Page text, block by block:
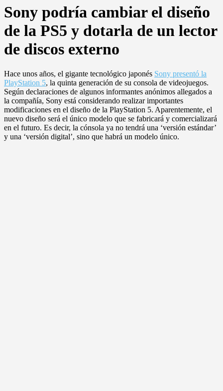
Sony podría cambiar el diseño
de la PS5 y dotarla de un lector
de discos externo
Hace unos años, el gigante tecnológico japonés Sony presentó la
PlayStation 5, la quinta generación de su consola de videojuegos.
Según declaraciones de algunos informantes anónimos allegados a
la compañía, Sony está considerando realizar importantes
modificaciones en el diseño de la PlayStation 5. Aparentemente, el
nuevo diseño será el único modelo que se fabricará y comercializará
en el futuro. Es decir, la cónsola ya no tendrá una ‘versión estándar’
y una ‘versión digital’, sino que habrá un modelo único.